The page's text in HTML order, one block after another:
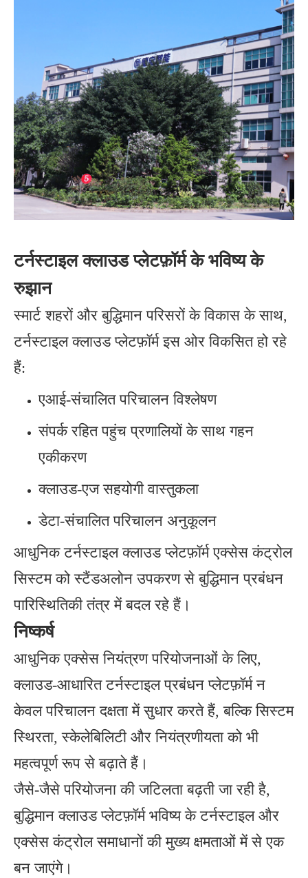
टर्नस्टाइल क्लाउड प्लेटफ़ॉर्म के भविष्य के
रुझान
स्मार्ट शहरों और बुद्धिमान परिसरों के विकास के साथ,
टर्नस्टाइल क्लाउड प्लेटफ़ॉर्म इस ओर विकसित हो रहे
हैं:
एआई-संचालित परिचालन विश्लेषण
संपर्क रहित पहुंच प्रणालियों के साथ गहन
एकीकरण
क्लाउड-एज सहयोगी वास्तुकला
डेटा-संचालित परिचालन अनुकूलन
आधुनिक टर्नस्टाइल क्लाउड प्लेटफ़ॉर्म एक्सेस कंट्रोल
सिस्टम को स्टैंडअलोन उपकरण से बुद्धिमान प्रबंधन
पारिस्थितिकी तंत्र में बदल रहे हैं।
निष्कर्ष
आधुनिक एक्सेस नियंत्रण परियोजनाओं के लिए,
क्लाउड-आधारित टर्नस्टाइल प्रबंधन प्लेटफ़ॉर्म न
केवल परिचालन दक्षता में सुधार करते हैं, बल्कि सिस्टम
स्थिरता, स्केलेबिलिटी और नियंत्रणीयता को भी
महत्वपूर्ण रूप से बढ़ाते हैं।
जैसे-जैसे परियोजना की जटिलता बढ़ती जा रही है,
बुद्धिमान क्लाउड प्लेटफ़ॉर्म भविष्य के टर्नस्टाइल और
एक्सेस कंट्रोल समाधानों की मुख्य क्षमताओं में से एक
बन जाएंगे।